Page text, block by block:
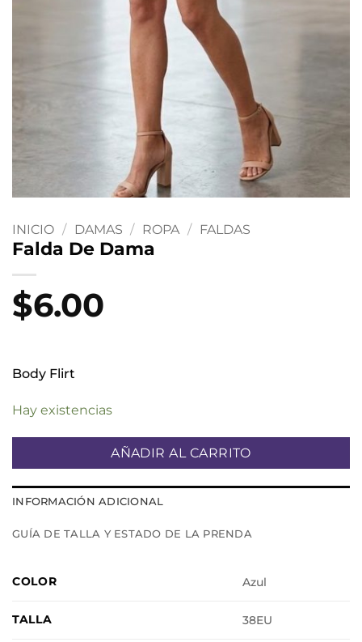
INICIO / DAMAS / ROPA / FALDAS
Falda De Dama
$6.00
Body Flirt
Hay existencias
AÑADIR AL CARRITO
INFORMACIÓN ADICIONAL
GUÍA DE TALLA Y ESTADO DE LA PRENDA
COLOR Azul
TALLA 38EU